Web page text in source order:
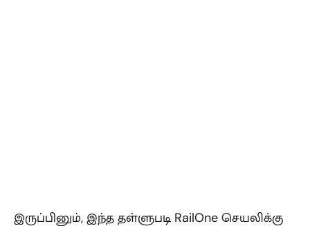
இருப்பினும், இந்த தள்ளுபடி RailOne செயலிக்கு